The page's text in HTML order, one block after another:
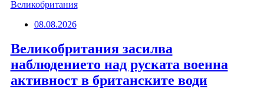
Великобритания
08.08.2026
Великобритания засилва
наблюдението над руската военна
активност в британските води